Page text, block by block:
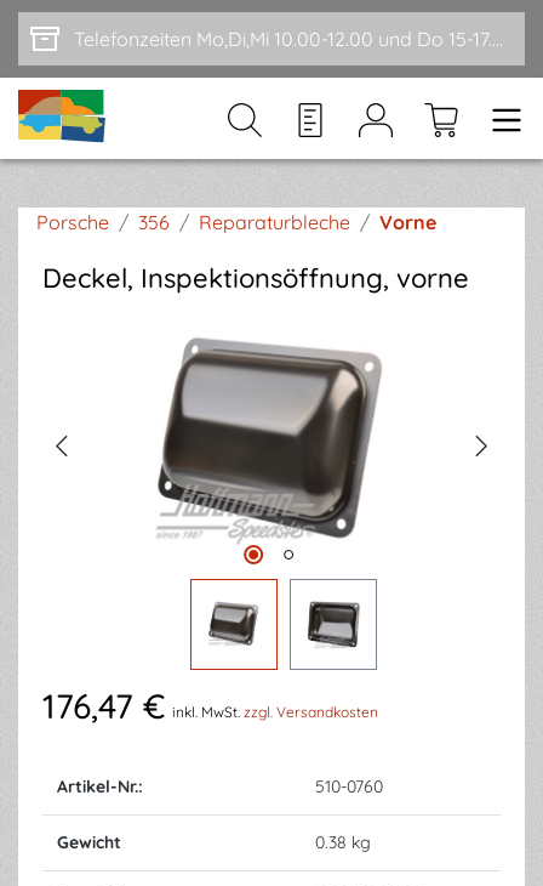
Zum Hauptinhalt springen Telefonzeiten Mo,Di,Mi 10.00-12.00 und Do 15-17.00
Porsche / 356 / Reparaturbleche / Vorne
Deckel, Inspektionsöffnung, vorne
176,47 € inkl. MwSt. zzgl. Versandkosten
Artikel-Nr.: 510-0760
Gewicht 0.38 kg